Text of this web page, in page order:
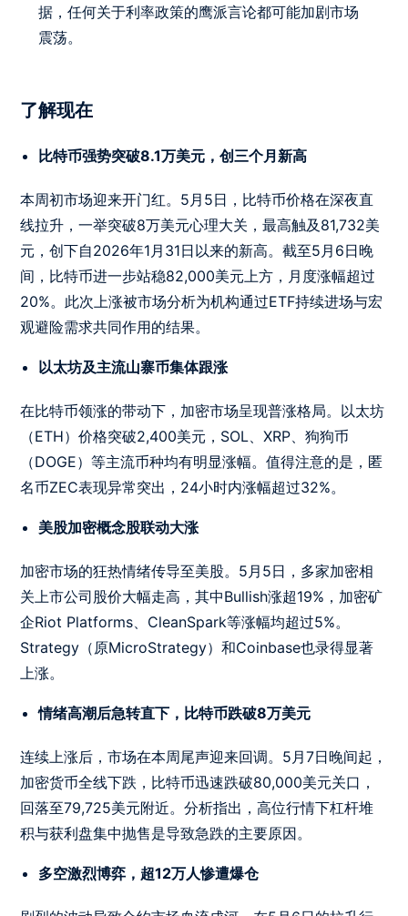
据，任何关于利率政策的鹰派言论都可能加剧市场
震荡。
了解现在
比特币强势突破8.1万美元，创三个月新高
本周初市场迎来开门红。5月5日，比特币价格在深夜直
线拉升，一举突破8万美元心理大关，最高触及81,732美
元，创下自2026年1月31日以来的新高。截至5月6日晚
间，比特币进一步站稳82,000美元上方，月度涨幅超过
20%。此次上涨被市场分析为机构通过ETF持续进场与宏
观避险需求共同作用的结果。
以太坊及主流山寨币集体跟涨
在比特币领涨的带动下，加密市场呈现普涨格局。以太坊
（ETH）价格突破2,400美元，SOL、XRP、狗狗币
（DOGE）等主流币种均有明显涨幅。值得注意的是，匿
名币ZEC表现异常突出，24小时内涨幅超过32%。
美股加密概念股联动大涨
加密市场的狂热情绪传导至美股。5月5日，多家加密相
关上市公司股价大幅走高，其中Bullish涨超19%，加密矿
企Riot Platforms、CleanSpark等涨幅均超过5%。
Strategy（原MicroStrategy）和Coinbase也录得显著
上涨。
情绪高潮后急转直下，比特币跌破8万美元
连续上涨后，市场在本周尾声迎来回调。5月7日晚间起，
加密货币全线下跌，比特币迅速跌破80,000美元关口，
回落至79,725美元附近。分析指出，高位行情下杠杆堆
积与获利盘集中抛售是导致急跌的主要原因。
多空激烈博弈，超12万人惨遭爆仓